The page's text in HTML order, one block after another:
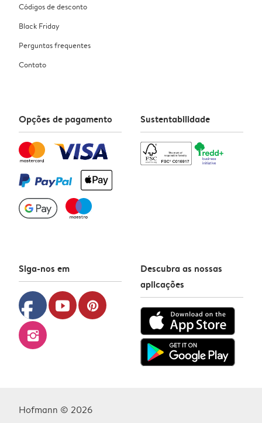
Códigos de desconto
Black Friday
Perguntas frequentes
Contato
Opções de pagamento Sustentabilidade
Siga-nos em
facebook youtube pinterest
instagram
Descubra as nossas
aplicações
Hofmann © 2026